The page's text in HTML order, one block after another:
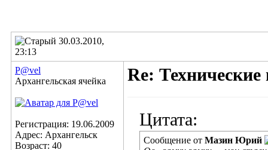
30.03.2010,
23:13
P@vel
Архангельская ячейка
Регистрация: 19.06.2009
Адрес: Архангельск
Возраст: 40
Re:
Цитата:
Сообщение от Мазин Юрий